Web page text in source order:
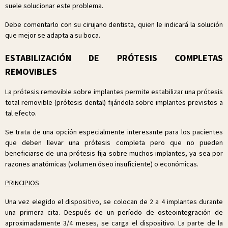
suele solucionar este problema.
Debe comentarlo con su cirujano dentista, quien le indicará la solución
que mejor se adapta a su boca.
ESTABILIZACIÓN DE PRÓTESIS COMPLETAS
REMOVIBLES
La prótesis removible sobre implantes permite estabilizar una prótesis
total removible (prótesis dental) fijándola sobre implantes previstos a
tal efecto.
Se trata de una opción especialmente interesante para los pacientes
que deben llevar una prótesis completa pero que no pueden
beneficiarse de una prótesis fija sobre muchos implantes, ya sea por
razones anatómicas (volumen óseo insuficiente) o económicas.
PRINCIPIOS
Una vez elegido el dispositivo, se colocan de 2 a 4 implantes durante
una primera cita. Después de un período de osteointegración de
aproximadamente 3/4 meses, se carga el dispositivo. La parte de la